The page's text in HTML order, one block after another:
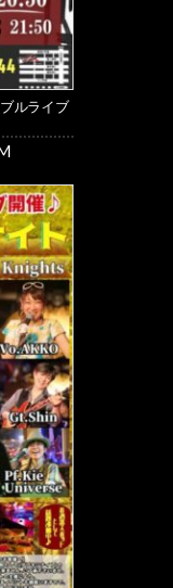
ルライブ